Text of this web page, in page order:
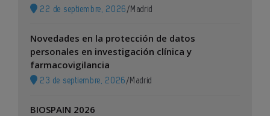
22 de septiembre, 2026 / Madrid
Novedades en la protección de datos
personales en investigación clínica y
farmacovigilancia
23 de septiembre, 2026 / Madrid
BIOSPAIN 2026